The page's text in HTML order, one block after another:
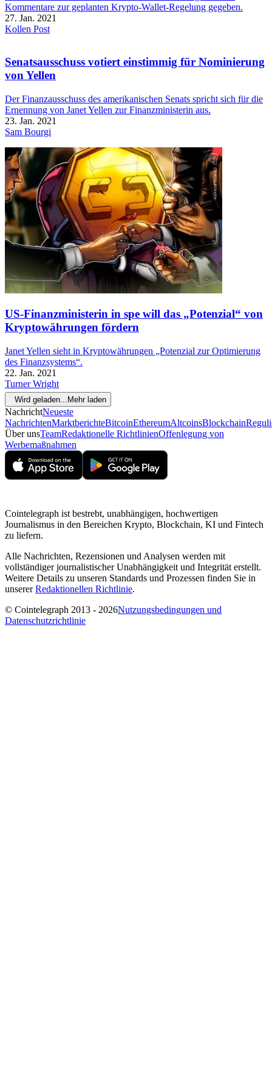
Kommentare zur geplanten Krypto-Wallet-Regelung gegeben.
27. Jan. 2021
Kollen Post
Senatsausschuss votiert einstimmig für Nominierung
von Yellen
Der Finanzausschuss des amerikanischen Senats spricht sich für die
Ernennung von Janet Yellen zur Finanzministerin aus.
23. Jan. 2021
Sam Bourgi
US-Finanzministerin in spe will das „Potenzial“ von
Kryptowährungen fördern
Janet Yellen sieht in Kryptowährungen „Potenzial zur Optimierung
des Finanzsystems“.
22. Jan. 2021
Turner Wright
Wird geladen... Mehr laden
NachrichtNeueste
NachrichtenMarktberichteBitcoinEthereumAltcoinsBlockchain
Über unsTeamRedaktionelle RichtlinienOffenlegung von
Werbemaßnahmen
Cointelegraph ist bestrebt, unabhängigen, hochwertigen
Journalismus in den Bereichen Krypto, Blockchain, KI und Fintech
zu liefern.
Alle Nachrichten, Rezensionen und Analysen werden mit
vollständiger journalistischer Unabhängigkeit und Integrität erstellt.
Weitere Details zu unseren Standards und Prozessen finden Sie in
unsererRedaktionellen Richtlinie.
© Cointelegraph 2013 - 2026Nutzungsbedingungen und
Datenschutzrichtlinie